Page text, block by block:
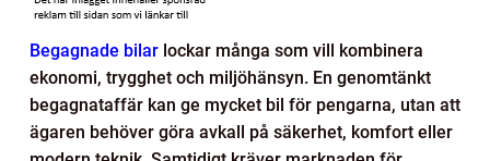
Begagnade bilar lockar många som vill kombinera
ekonomi, trygghet och miljöhänsyn. En genomtänkt
begagnataffär kan ge mycket bil för pengarna, utan att
ägaren behöver göra avkall på säkerhet, komfort eller